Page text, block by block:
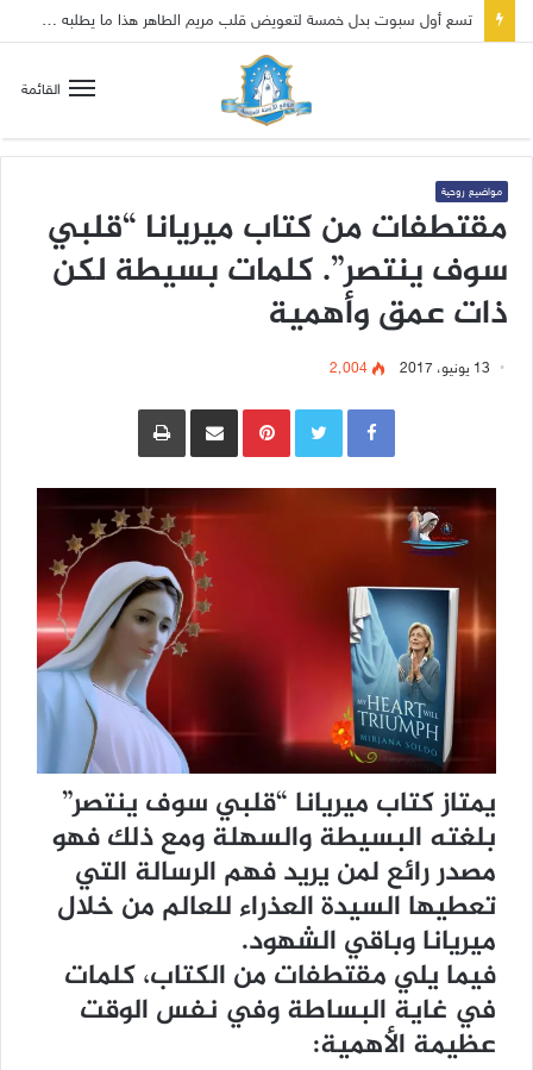
تسع أول سبوت بدل خمسة لتعويض قلب مريم الطاهر هذا ما يطلبه يسوع!
القائمة
مواضيع روحية
مقتطفات من كتاب ميريانا “قلبي
سوف ينتصر”. كلمات بسيطة لكن
ذات عمق وأهمية
13 يونيو، 2017 2٬004
Pinterestمشاركة عبر البريد طباعة
يمتاز كتاب ميريانا “قلبي سوف ينتصر”
بلغته البسيطة والسهلة ومع ذلك فهو
مصدر رائع لمن يريد فهم الرسالة التي
تعطيها السيدة العذراء للعالم من خلال
ميريانا وباقي الشهود.
فيما يلي مقتطفات من الكتاب، كلمات
في غاية البساطة وفي نفس الوقت
عظيمة الأهمية: